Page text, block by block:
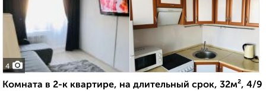
4
Комната в 2-к квартире, на длительный срок, 32м², 4/9